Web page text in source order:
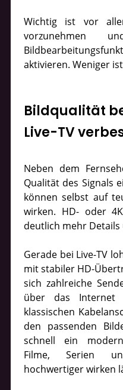
Wichtig ist vor
vorzunehmen
aktivieren. Weniger
Bildqualität
Live-TV
Neben dem
Qualität des Signals
können selbst auf
wirken. HD- oder
deutlich mehr Details
Gerade bei Live-TV
mit stabiler HD-
sich zahlreiche
über das Internet
klassischen
den passenden
schnell ein
Filme, Serien
hochwertiger wirken